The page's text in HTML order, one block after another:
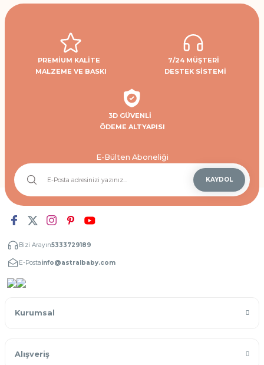
PREMİUM KALİTE
MALZEME VE BASKI
7/24 MÜŞTERİ
DESTEK SİSTEMİ
3D GÜVENLİ
ÖDEME ALTYAPISI
E-Bülten Aboneliği
KAYDOL
Bizi Arayın5333729189
E-Postainfo@astralbaby.com
Kurumsal
Alışveriş